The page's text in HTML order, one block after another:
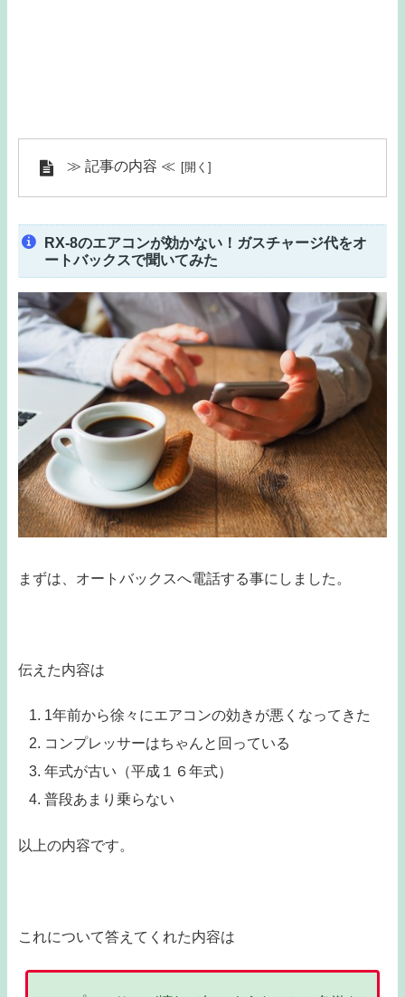
≫ 記事の内容 ≪
RX-8のエアコンが効かない！ガスチャージ代をオ
ートバックスで聞いてみた
まずは、オートバックスへ電話する事にしました。
伝えた内容は
1年前から徐々にエアコンの効きが悪くなってきた
コンプレッサーはちゃんと回っている
年式が古い（平成１６年式）
普段あまり乗らない
以上の内容です。
これについて答えてくれた内容は